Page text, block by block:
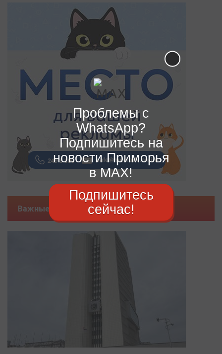
Важные новости
Проблемы с
WhatsApp?
Подпишитесь на
новости Приморья
в MAX!
Подпишитесь
сейчас!